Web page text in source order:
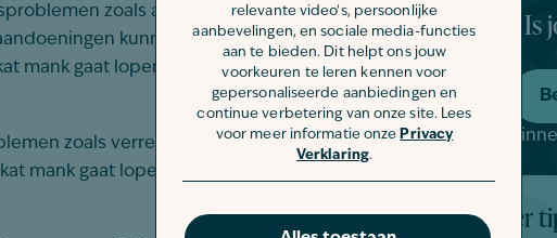
relevante video's, persoonlijke
aanbevelingen, en sociale media-functies
aan te bieden. Dit helpt ons jouw
voorkeuren te leren kennen voor
gepersonaliseerde aanbiedingen en
continue verbetering van onze site. Lees
voor meer informatie onze Privacy
Verklaring.
zoals atritis, artrose, heupdysplasie of
kunnen ontstekingen en pijn
mank gaat lopen.
zoals verrekkingen, scheuren of
mank gaat lopen.
Is
Meer